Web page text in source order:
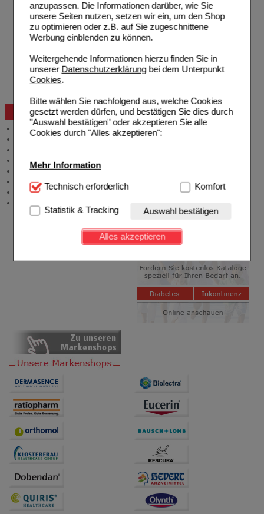
anzupassen. Die Informationen darüber, wie Sie
unsere Seiten nutzen, setzen wir ein, um den Shop
zu optimieren oder z.B. auf Sie zugeschnittene
Werbung einblenden zu können.
Weitergehende Informationen hierzu finden Sie in
unserer Datenschutzerklärungbei dem Unterpunkt
Cookies.
Bitte wählen Sie nachfolgend aus, welche Cookies
gesetzt werden dürfen, und bestätigen Sie dies durch
"Auswahl bestätigen" oder akzeptieren Sie alle
Cookies durch "Alles akzeptieren":
Mehr Information
Technisch Notwendig:Hierbei handelt es sich um
Website notwendig sind (z.B. Navigation, Warenkorb,
Kundenkonto), weshalb auf diese nicht verzichtet
werden kann.
Einkaufserlebnis noch ansprechender zu gestalten,
beispielsweise für die Wiedererkennung des
Besuchers oder unsere Seite an bevorzugte
Verhaltensweisen (z.B. Spracheinstellung)
anzupassen. Komfort-Cookies ermöglichen es uns
auch auf Ihre Bedürfnisse zugeschrittene Inhalte
betreiben.
Statistik & Tracking:Hierüber lassen sich
Informationen über die Art und Weise der Nutzung
unserer Website sammeln, mit deren Hilfe wir unsere
Website weiter für Sie optimieren können, den Inhalt
auf unserer Website aber auch die Werbung auf
Drittseiten möglichst relevant für Sie zu gestalten.
Dritte wie z.B. Google oder soziale Medien
Technisch erforderlich Komfort
Statistik & Tracking Auswahl bestätigen
Alles akzeptieren
Zahlungsmöglichkeiten
Rezepte einlösen
Freiumschläge anfordern
Freiumschläge downloaden
Reklamation
Widerrufsformular
Beratung und Service
Allgemeine Information
Zuzahlungsfreie Arzneien
Angebote & Downloads
Newsletter
Neukundenprämie